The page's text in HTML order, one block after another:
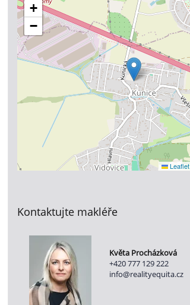
+
−
Leaflet
Kontaktujte makléře
Květa Procházková
+420 777 129 222
info@realityequita.cz